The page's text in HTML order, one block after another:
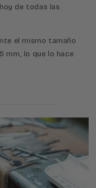
de todas las
el mismo tamaño
mm, lo que lo hace